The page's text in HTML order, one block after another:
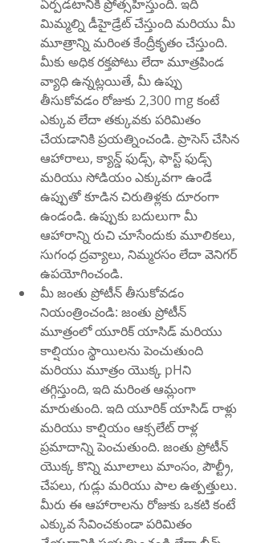
ఏర్పడటానికి ప్రోత్సహిస్తుంది. ఇది
మిమ్మల్ని డీహైడ్రేట్ చేస్తుంది మరియు మీ
మూత్రాన్ని మరింత కేంద్రీకృతం చేస్తుంది.
మీకు అధిక రక్తపోటు లేదా మూత్రపిండ
వ్యాధి ఉన్నట్లయితే, మీ ఉప్పు
తీసుకోవడం రోజుకు 2,300 mg కంటే
ఎక్కువ లేదా తక్కువకు పరిమితం
చేయడానికి ప్రయత్నించండి. ప్రాసెస్ చేసిన
ఆహారాలు, క్యాన్డ్ ఫుడ్స్, ఫాస్ట్ ఫుడ్స్
మరియు సోడియం ఎక్కువగా ఉండే
ఉప్పుతో కూడిన చిరుతిళ్లకు దూరంగా
ఉండండి. ఉప్పుకు బదులుగా మీ
ఆహారాన్ని రుచి చూసేందుకు మూలికలు,
సుగంధ ద్రవ్యాలు, నిమ్మరసం లేదా వెనిగర్
ఉపయోగించండి.
మీ జంతు ప్రోటీన్ తీసుకోవడం
నియంత్రించండి: జంతు ప్రోటీన్
మూత్రంలో యూరిక్ యాసిడ్ మరియు
కాల్షియం స్థాయిలను పెంచుతుంది
మరియు మూత్రం యొక్క pHని
తగ్గిస్తుంది, ఇది మరింత ఆమ్లంగా
మారుతుంది. ఇది యూరిక్ యాసిడ్ రాళ్లు
మరియు కాల్షియం ఆక్సలేట్ రాళ్ల
ప్రమాదాన్ని పెంచుతుంది. జంతు ప్రోటీన్
యొక్క కొన్ని మూలాలు మాంసం, పౌల్ట్రీ,
చేపలు, గుడ్లు మరియు పాల ఉత్పత్తులు.
మీరు ఈ ఆహారాలను రోజుకు ఒకటి కంటే
ఎక్కువ సేవించకుండా పరిమితం